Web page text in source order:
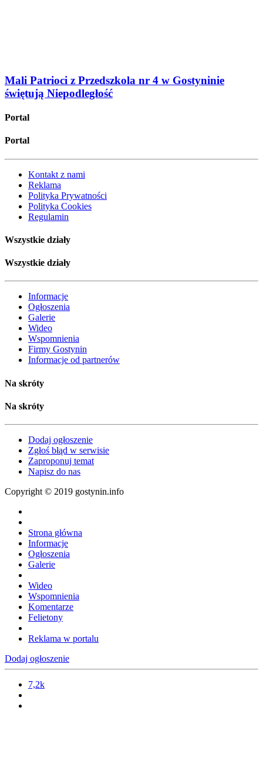
Mali Patrioci z Przedszkola nr 4 w Gostyninie
świętują Niepodległość
Portal
Portal
Kontakt z nami
Reklama
Polityka Prywatności
Polityka Cookies
Regulamin
Wszystkie działy
Wszystkie działy
Informacje
Ogłoszenia
Galerie
Wideo
Wspomnienia
Firmy Gostynin
Informacje od partnerów
Na skróty
Na skróty
Dodaj ogłoszenie
Zgłoś błąd w serwisie
Zaproponuj temat
Napisz do nas
Copyright © 2019 gostynin.info
Strona główna
Informacje
Ogłoszenia
Galerie
Wideo
Wspomnienia
Komentarze
Felietony
Reklama w portalu
Dodaj ogłoszenie
7,2k